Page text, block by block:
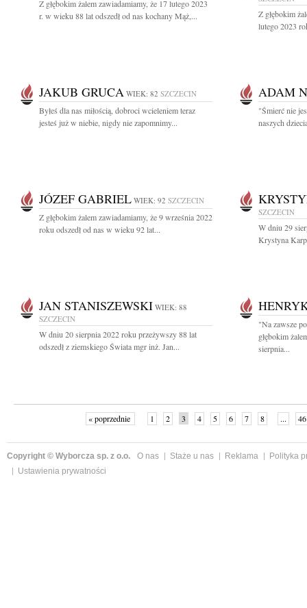
Z głębokim żalem zawiadamiamy, że 17 lutego 2023
r. w wieku 88 lat odszedł od nas kochany Mąż,...
Z głębokim
lutego 2023
JAKUB GRUCA WIEK: 82 SZCZECIN
Byłeś dla nas miłością, dobroci wcieleniem teraz
jesteś już w niebie, nigdy nie zapomnimy...
ADAM
"Śmierć nie
naszych
JÓZEF GABRIEL WIEK: 92 SZCZECIN
Z głębokim żalem zawiadamiamy, że 9 września 2022
roku odszedł od nas w wieku 92 lat...
SZCZECIN
W dniu 29
Krystyna
JAN STANISZEWSKI WIEK: 88
SZCZECIN
W dniu 20 sierpnia 2022 roku przeżywszy 88 lat
odszedł z ziemskiego Świata mgr inż. Jan...
"Na zawsze
głębokim
sierpnia...
« poprzednie 1 2 3 4 5 6 7 8 ... 46
Copyright © Wyborcza sp. z o.o. O nas Staże u nas Reklama
Polityka
Ustawienia prywatności